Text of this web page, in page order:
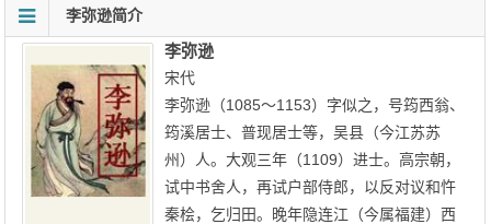
李弥逊简介
李弥逊
宋代
李弥逊（1085～1153）字似之，号筠西翁、
筠溪居士、普现居士等，吴县（今江苏苏
州）人。大观三年（1109）进士。高宗朝，
试中书舍人，再试户部侍郎，以反对议和忤
秦桧，乞归田。晚年隐连江（今属福建）西